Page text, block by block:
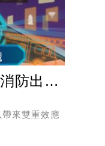
極限輸送-租稅X消防出任務
來雙重效應